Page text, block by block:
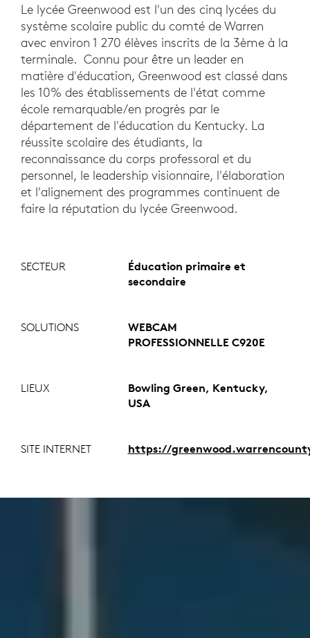
Le lycée Greenwood est l'un des cinq lycées du
système scolaire public du comté de Warren
avec environ 1 270 élèves inscrits de la 3ème à la
terminale. Connu pour être un leader en
matière d'éducation, Greenwood est classé dans
les 10% des établissements de l'état comme
école remarquable/en progrès par le
département de l'éducation du Kentucky. La
réussite scolaire des étudiants, la
reconnaissance du corps professoral et du
personnel, le leadership visionnaire, l'élaboration
et l'alignement des programmes continuent de
faire la réputation du lycée Greenwood.
SECTEUR
Éducation primaire et
secondaire
SOLUTIONS
WEBCAM
PROFESSIONNELLE C920E
LIEUX
Bowling Green, Kentucky,
USA
SITE INTERNET https://